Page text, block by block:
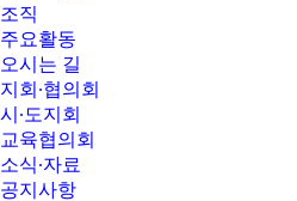
조직
주요활동
오시는 길
지회∙협의회
시∙도지회
교육협의회
소식∙자료
공지사항